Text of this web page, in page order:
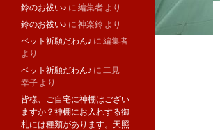
鈴のお祓い♪ に 編集者 より
鈴のお祓い♪ に 神楽鈴 より
ペット祈願だわん♪ に 編集者
より
ペット祈願だわん♪ に 二見
幸子 より
皆様、ご自宅に神棚はござい
ますか？神棚にお入れする御
札には種類があります。天照